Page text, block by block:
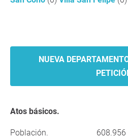
NUEVA
Atos básicos.
Población. 608.956